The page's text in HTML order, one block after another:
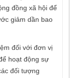
đồng xã hội để
giảm dần bao
đối với đơn vị
hoạt động sự
đối tượng